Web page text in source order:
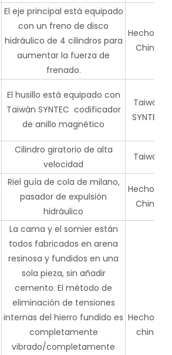
El eje principal está equipado
con un freno de disco
hidráulico de 4 cilindros para
aumentar la fuerza de
frenado.
Hecho en
China
El husillo está equipado con
Taiwán SYNTEC codificador
de anillo magnético
Taiwán
SYNTEC
Cilindro giratorio de alta
velocidad
Taiwán
Riel guía de cola de milano,
pasador de expulsión
hidráulico
Hecho en
China
La cama y el somier están
todos fabricados en arena
resinosa y fundidos en una
sola pieza, sin añadir
cemento. El método de
eliminación de tensiones
internas del hierro fundido es
completamente
vibrado/completamente
Hecho en
china